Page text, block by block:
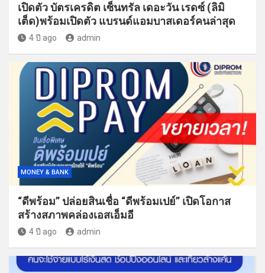
เปิดตัว บัตรเครดิต เซ็นทรัล เดอะวัน เรดซ์ (ลิมิ
เต็ด)พร้อมเปิดตัว แบรนด์แอมบาสเดอร์คนล่าสุด
4 ปี ago admin
MONEY & BANK
“ดีพร้อม” ปล่อยสินเชื่อ “ดีพร้อมเปย์” เปิดโอกาส
สร้างสภาพคล่องเอสเอ็มอี
4 ปี ago admin